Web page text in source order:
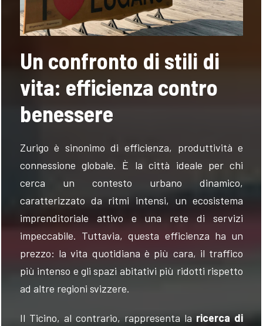
Un confronto di stili di
vita: efficienza contro
benessere
Zurigo è sinonimo di efficienza, produttività e
connessione globale. È la città ideale per chi
cerca un contesto urbano dinamico,
caratterizzato da ritmi intensi, un ecosistema
imprenditoriale attivo e una rete di servizi
impeccabile. Tuttavia, questa efficienza ha un
prezzo: la vita quotidiana è più cara, il traffico
più intenso e gli spazi abitativi più ridotti rispetto
ad altre regioni svizzere.
Il Ticino, al contrario, rappresenta la ricerca di